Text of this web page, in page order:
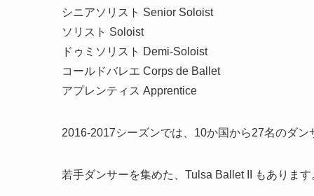
シニアソリスト Senior Soloist
ソリスト Soloist
ドゥミソリスト Demi-Soloist
コールドバレエ Corps de Ballet
アプレンティス Apprentice
2016-2017シーズンでは、10か国から27名のダン
若手ダンサーを集めた、Tulsa Ballet II もあります